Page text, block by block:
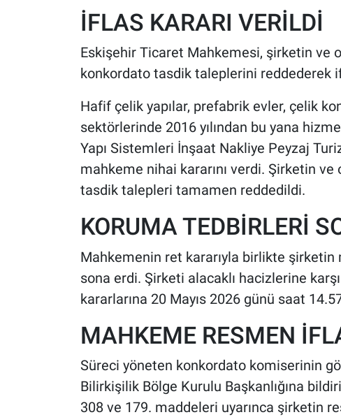
İFLAS KARARI VERİLDİ
Eskişehir Ticaret Mahkemesi, şirketin ve
konkordato tasdik taleplerini reddederek
Hafif çelik yapılar, prefabrik evler, çelik
sektörlerinde 2016 yılından bu yana
Yapı Sistemleri İnşaat Nakliye Peyzaj
mahkeme nihai kararını verdi. Şirketin ve
tasdik talepleri tamamen reddedildi.
KORUMA TEDBİRLERİ
Mahkemenin ret kararıyla birlikte
sona erdi. Şirketi alacaklı hacizlerine
kararlarına 20 Mayıs 2026 günü saat
MAHKEME RESMEN
Süreci yöneten konkordato komiserinin
Bilirkişilik Bölge Kurulu Başkanlığına
308 ve 179. maddeleri uyarınca şirketin